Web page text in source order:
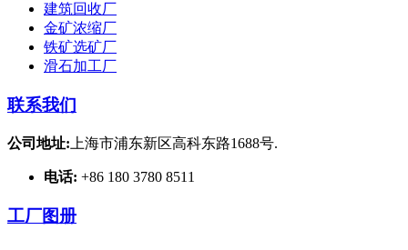
建筑回收厂
金矿浓缩厂
铁矿选矿厂
滑石加工厂
联系我们
公司地址: 上海市浦东新区高科东路1688号.
电话: +86 180 3780 8511
工厂图册